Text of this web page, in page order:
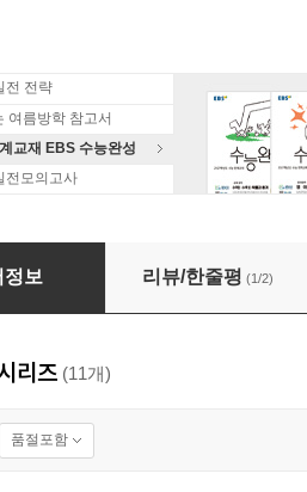
전 전략
여름방학 참고서
교재 EBS 수능완성
전모의고사
일매일 화법과 작문 (2024년)
정보 리뷰/한줄평 (1/2)
리즈 (11개)
품절포함